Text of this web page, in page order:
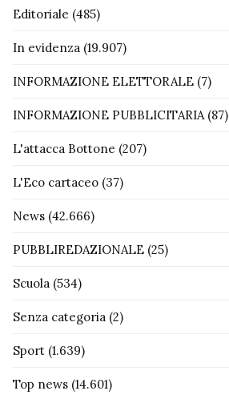
Editoriale (485)
In evidenza (19.907)
INFORMAZIONE ELETTORALE (7)
INFORMAZIONE PUBBLICITARIA(87)
L'attacca Bottone (207)
L'Eco cartaceo (37)
News (42.666)
PUBBLIREDAZIONALE (25)
Scuola (534)
Senza categoria (2)
Sport (1.639)
Top news (14.601)